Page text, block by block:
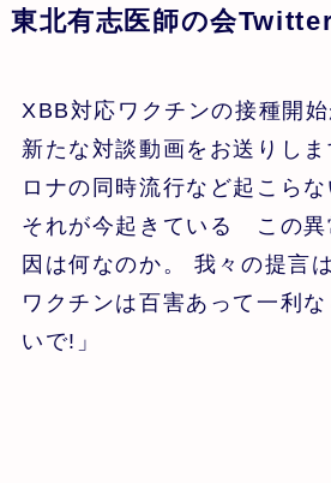
東北有志医師の会
XBB対応ワクチンの接種開
新たな対談動画をお送りし
ロナの同時流行など起こらな
それが今起きている この異
因は何なのか。 我々の提言
ワクチンは百害あって一利
いで!」